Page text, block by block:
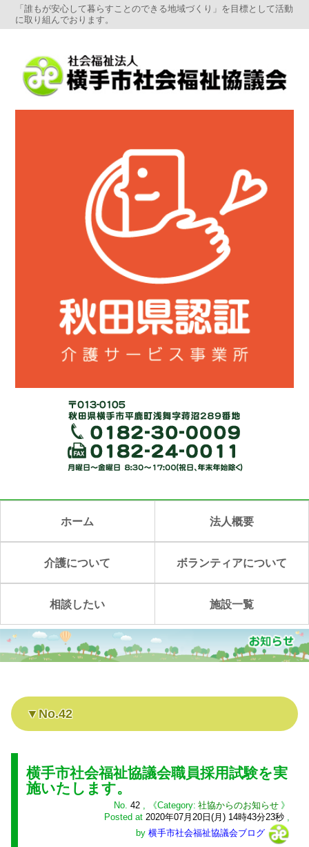
「誰もが安心して暮らすことのできる地域づくり」を目標として活動
に取り組んでおります。
ホーム 法人概要
介護について ボランティアについて
相談したい 施設一覧
No.42
横手市社会福祉協議会職員採用試験を実
施いたします。
No. 42
社協からのお知らせ
Posted at 2020年07月20日(月) 14時43分23秒
by 横手市社会福祉協議会ブログ